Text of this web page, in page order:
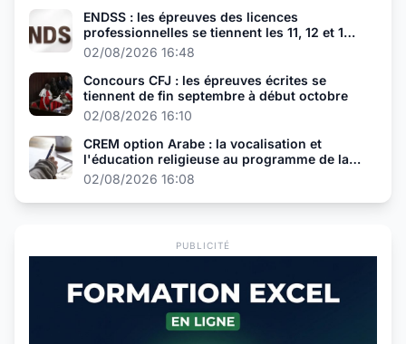
ENDSS : les épreuves des licences
professionnelles se tiennent les 11, 12 et 13
août
02/08/2026 16:48
Concours CFJ : les épreuves écrites se
tiennent de fin septembre à début octobre
02/08/2026 16:10
CREM option Arabe : la vocalisation et
l'éducation religieuse au programme de la
présélection
02/08/2026 16:08
PUBLICITÉ